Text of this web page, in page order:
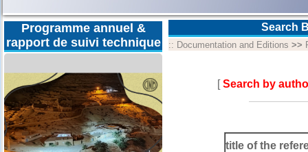
Programme annuel &
rapport de suivi technique
Search
:: Documentation and Editions >>
[Search by
title of the